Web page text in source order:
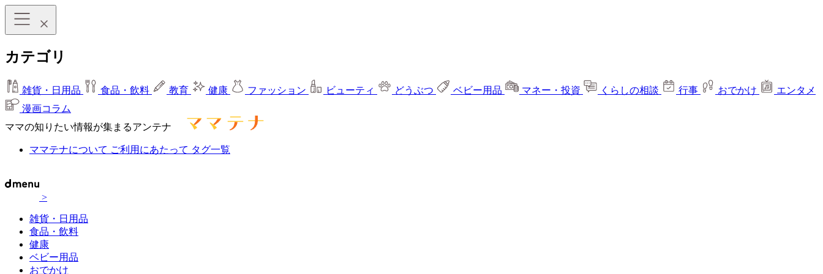
カテゴリ
雑貨・日用品 食品・飲料 教育 健康 ファッション ビューティ どうぶつ ベビー用品 マネー・投資 くらしの相談 行事 おでかけ
エンタメ
漫画コラム
ママの知りたい情報が集まるアンテナ
ママテナについて ご利用にあたって タグ一覧
>
雑貨・日用品
食品・飲料
健康
ベビー用品
おでかけ